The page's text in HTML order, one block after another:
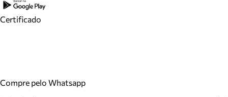
Certificado
Compre pelo Whatsapp